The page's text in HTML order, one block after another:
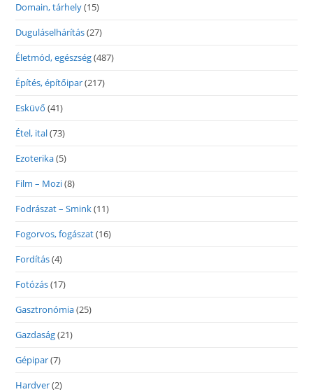
Domain, tárhely(15)
Duguláselhárítás(27)
Életmód, egészség(487)
Építés, építőipar(217)
Esküvő (41)
Étel, ital(73)
Ezoterika(5)
Film – Mozi(8)
Fodrászat – Smink(11)
Fogorvos, fogászat(16)
Fordítás(4)
Fotózás(17)
Gasztronómia(25)
Gazdaság(21)
Gépipar(7)
Hardver(2)